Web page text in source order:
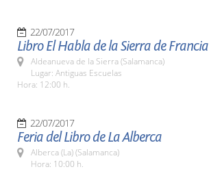
22/07/2017
Libro El Habla de la Sierra de Francia
Aldeanueva de la Sierra (Salamanca)
Lugar: Antiguas Escuelas
Hora: 12:00 h.
22/07/2017
Feria del Libro de La Alberca
Alberca (La) (Salamanca)
Hora: 10:00 h.